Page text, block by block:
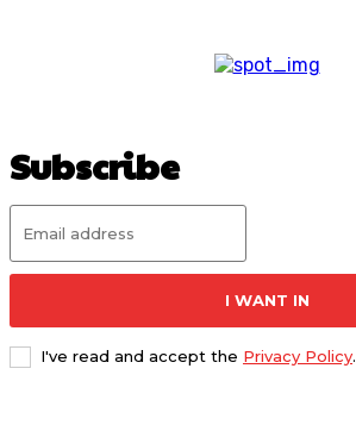
Subscribe
I WANT IN
I've read and accept the Privacy Policy.